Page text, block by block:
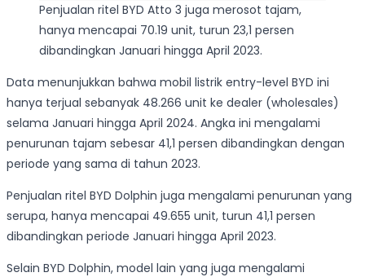
Penjualan ritel BYD Atto 3 juga merosot tajam,
hanya mencapai 70.19 unit, turun 23,1 persen
dibandingkan Januari hingga April 2023.
Data menunjukkan bahwa mobil listrik entry-level BYD ini
hanya terjual sebanyak 48.266 unit ke dealer (wholesales)
selama Januari hingga April 2024. Angka ini mengalami
penurunan tajam sebesar 41,1 persen dibandingkan dengan
periode yang sama di tahun 2023.
Penjualan ritel BYD Dolphin juga mengalami penurunan yang
serupa, hanya mencapai 49.655 unit, turun 41,1 persen
dibandingkan periode Januari hingga April 2023.
Selain BYD Dolphin, model lain yang juga mengalami